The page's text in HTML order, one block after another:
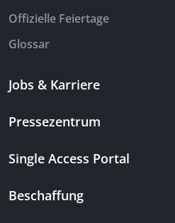
Offizielle Feiertage
Glossar
Jobs & Karriere
Pressezentrum
Single Access Portal
Beschaffung